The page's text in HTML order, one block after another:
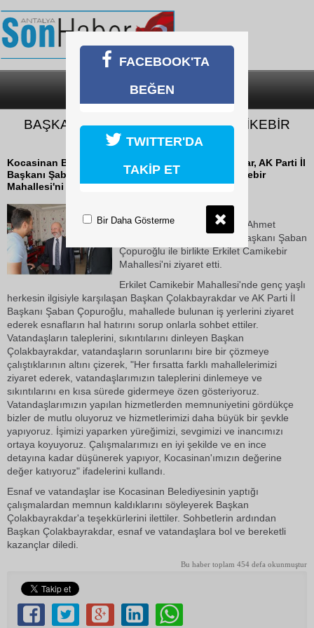
SON DAKİKA
BAŞKAN ÇOLAKBAYRAKDAR CAMİKEBİR
MAHALLESİNİ ZİYARET ETTİ
Kocasinan Belediye Başkanı Ahmet Çolakbayrakdar, AK Parti İl
Başkanı Şaban Çopuroğlu ile birlikte Erkilet Camikebir
Mahallesi'ni ziyaret etti.
26 Ekim 2018 Cuma 12:18
Kocasinan Belediye Başkanı Ahmet
Çolakbayrakdar, AK Parti İl Başkanı Şaban
Çopuroğlu ile birlikte Erkilet Camikebir
Mahallesi'ni ziyaret etti.
Erkilet Camikebir Mahallesi'nde genç yaşlı
herkesin ilgisiyle karşılaşan Başkan Çolakbayrakdar ve AK Parti İl
Başkanı Şaban Çopuroğlu, mahallede bulunan iş yerlerini ziyaret
ederek esnafların hal hatırını sorup onlarla sohbet ettiler.
Vatandaşların taleplerini, sıkıntılarını dinleyen Başkan
Çolakbayrakdar, vatandaşların sorunlarını bire bir çözmeye
çalıştıklarının altını çizerek, "Her fırsatta farklı mahallelerimizi
ziyaret ederek, vatandaşlarımızın taleplerini dinlemeye ve
sıkıntılarını en kısa sürede gidermeye özen gösteriyoruz.
Vatandaşlarımızın yapılan hizmetlerden memnuniyetini gördükçe
bizler de mutlu oluyoruz ve hizmetlerimizi daha büyük bir şevkle
yapıyoruz. İşimizi yaparken yüreğimizi, sevgimizi ve inancımızı
ortaya koyuyoruz. Çalışmalarımızı en iyi şekilde ve en ince
detayına kadar düşünerek yapıyor, Kocasinan'ımızın değerine
değer katıyoruz" ifadelerini kullandı.
Esnaf ve vatandaşlar ise Kocasinan Belediyesinin yaptığı
çalışmalardan memnun kaldıklarını söyleyerek Başkan
Çolakbayrakdar'a teşekkürlerini ilettiler. Sohbetlerin ardından
Başkan Çolakbayrakdar, esnaf ve vatandaşlara bol ve bereketli
kazançlar diledi.
Bu haber toplam 454 defa okunmuştur
FACEBOOK'TA
BEĞEN
TWITTER'DA
TAKİP ET
Bir Daha Gösterme